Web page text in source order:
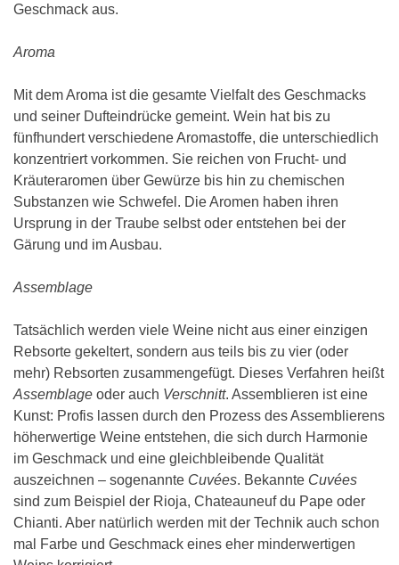
Geschmack aus.
Aroma
Mit dem Aroma ist die gesamte Vielfalt des Geschmacks
und seiner Dufteindrücke gemeint. Wein hat bis zu
fünfhundert verschiedene Aromastoffe, die unterschiedlich
konzentriert vorkommen. Sie reichen von Frucht- und
Kräuteraromen über Gewürze bis hin zu chemischen
Substanzen wie Schwefel. Die Aromen haben ihren
Ursprung in der Traube selbst oder entstehen bei der
Gärung und im Ausbau.
Assemblage
Tatsächlich werden viele Weine nicht aus einer einzigen
Rebsorte gekeltert, sondern aus teils bis zu vier (oder
mehr) Rebsorten zusammengefügt. Dieses Verfahren heißt
Assemblage oder auch Verschnitt. Assemblieren ist eine
Kunst: Profis lassen durch den Prozess des Assemblierens
höherwertige Weine entstehen, die sich durch Harmonie
im Geschmack und eine gleichbleibende Qualität
auszeichnen – sogenannte Cuvées. Bekannte Cuvées
sind zum Beispiel der Rioja, Chateauneuf du Pape oder
Chianti. Aber natürlich werden mit der Technik auch schon
mal Farbe und Geschmack eines eher minderwertigen